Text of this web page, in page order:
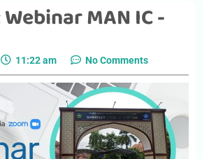
MAN IC -
11:22 am No Comments